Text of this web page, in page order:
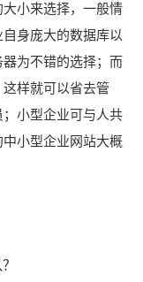
小来选择，一般情
身庞大的数据库以
为不错的选择；而
样就可以省去管
小型企业可与人共
小型企业网站大概